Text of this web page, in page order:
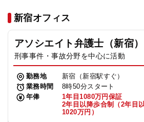
新宿オフィス
アソシエイト弁護士（新宿）
刑事事件・事故分野を中心に活動
勤務地
新宿（新宿駅すぐ）
業務時間
8時50分スタート
年俸
1年目1080万円保証
2年目以降歩合制（2年目
1020万円）
求人採用
お知らせ
特設サイト
相談先情報サイト